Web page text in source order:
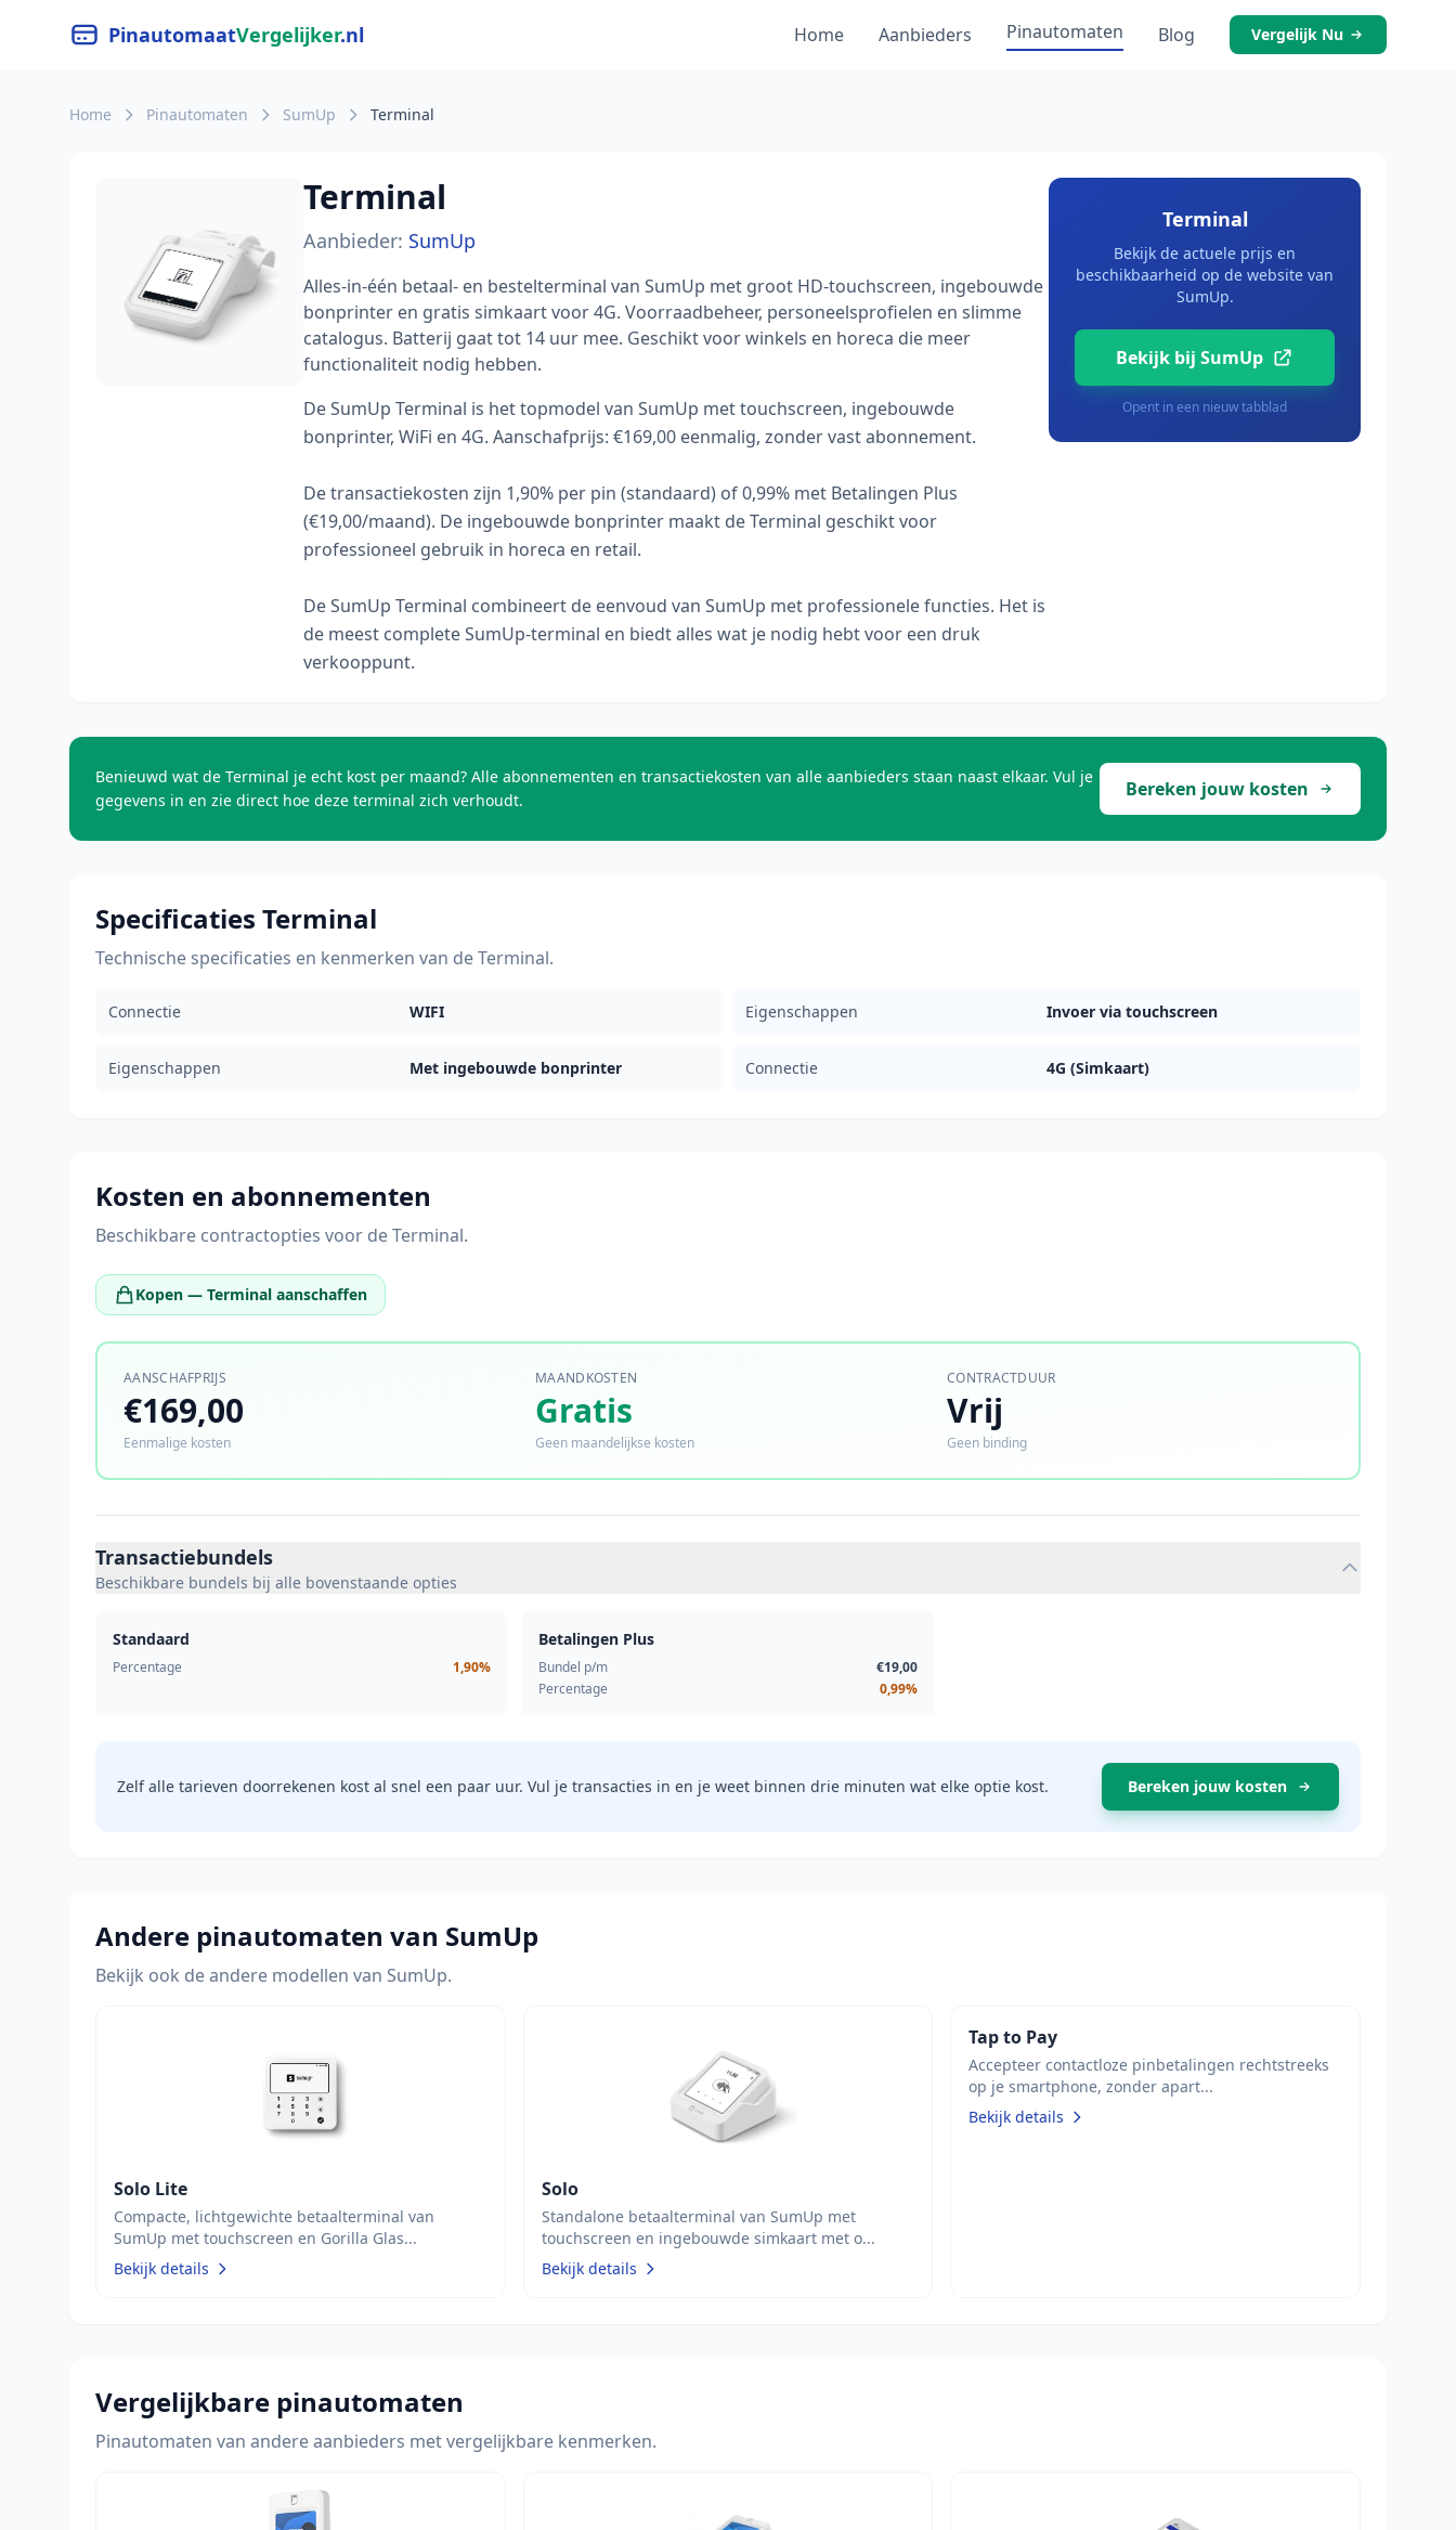
PinautomaatVergelijker.nl Home Aanbieders Pinautomaten Blog Vergelijk Nu
Home Pinautomaten SumUp Terminal
Terminal
Aanbieder: SumUp
Alles-in-één betaal- en bestelterminal van SumUp met groot HD-touchscreen, ingebouwde
bonprinter en gratis simkaart voor 4G. Voorraadbeheer, personeelsprofielen en slimme
catalogus. Batterij gaat tot 14 uur mee. Geschikt voor winkels en horeca die meer
functionaliteit nodig hebben.
De SumUp Terminal is het topmodel van SumUp met touchscreen, ingebouwde
bonprinter, WiFi en 4G. Aanschafprijs: €169,00 eenmalig, zonder vast abonnement.
De transactiekosten zijn 1,90% per pin (standaard) of 0,99% met Betalingen Plus
(€19,00/maand). De ingebouwde bonprinter maakt de Terminal geschikt voor
professioneel gebruik in horeca en retail.
De SumUp Terminal combineert de eenvoud van SumUp met professionele functies. Het is
de meest complete SumUp-terminal en biedt alles wat je nodig hebt voor een druk
verkooppunt.
Terminal
Bekijk de actuele prijs en
beschikbaarheid op de website van
SumUp.
Bekijk bij SumUp
Opent in een nieuw tabblad
Benieuwd wat de Terminal je echt kost per maand? Alle abonnementen en transactiekosten van alle aanbieders staan naast elkaar. Vul je
gegevens in en zie direct hoe deze terminal zich verhoudt.
Bereken jouw kosten
Specificaties Terminal
Technische specificaties en kenmerken van de Terminal.
Connectie WIFI Eigenschappen Invoer via touchscreen
Eigenschappen Met ingebouwde bonprinter Connectie 4G (Simkaart)
Kosten en abonnementen
Beschikbare contractopties voor de Terminal.
Kopen — Terminal aanschaffen
AANSCHAFPRIJS
€169,00
Eenmalige kosten
MAANDKOSTEN
Gratis
Geen maandelijkse kosten
CONTRACTDUUR
Vrij
Geen binding
Transactiebundels
Beschikbare bundels bij alle bovenstaande opties
Standaard
Percentage 1,90%
Betalingen Plus
Bundel p/m
€19,00
Percentage
0,99%
Zelf alle tarieven doorrekenen kost al snel een paar uur. Vul je transacties in en je weet binnen drie minuten wat elke optie kost. Bereken jouw kosten
Andere pinautomaten van SumUp
Bekijk ook de andere modellen van SumUp.
Solo Lite
Compacte, lichtgewichte betaalterminal van
SumUp met touchscreen en Gorilla Glas...
Bekijk details
Solo
Standalone betaalterminal van SumUp met
touchscreen en ingebouwde simkaart met o...
Bekijk details
Tap to Pay
Accepteer contactloze pinbetalingen rechtstreeks
op je smartphone, zonder apart...
Bekijk details
Vergelijkbare pinautomaten
Pinautomaten van andere aanbieders met vergelijkbare kenmerken.